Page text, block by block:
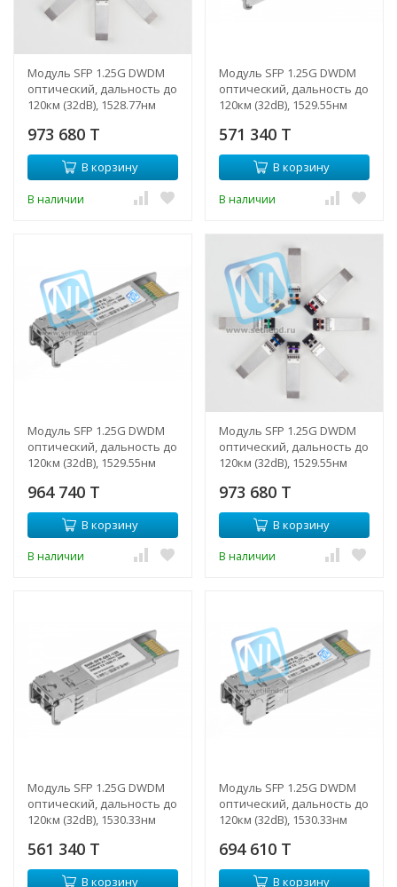
Модуль SFP 1.25G DWDM
оптический, дальность до
120км (32dB), 1528.77нм
973 680 T
В корзину
В наличии
Модуль SFP 1.25G DWDM
оптический, дальность до
120км (32dB), 1529.55нм
571 340 T
В корзину
В наличии
Модуль SFP 1.25G DWDM
оптический, дальность до
120км (32dB), 1529.55нм
964 740 T
В корзину
В наличии
Модуль SFP 1.25G DWDM
оптический, дальность до
120км (32dB), 1529.55нм
973 680 T
В корзину
В наличии
Модуль SFP 1.25G DWDM
оптический, дальность до
120км (32dB), 1530.33нм
561 340 T
В корзину
Модуль SFP 1.25G DWDM
оптический, дальность до
120км (32dB), 1530.33нм
694 610 T
В корзину